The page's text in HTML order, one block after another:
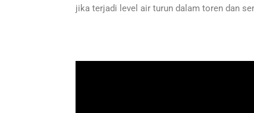
jika terjadi level air turun dalam toren dan